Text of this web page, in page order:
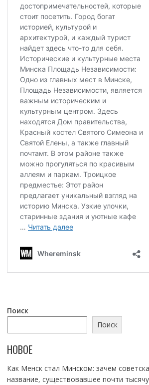
Поиск
Поиск
НОВОЕ
Как Менск стал Минском: зачем
название, существовавшее почти